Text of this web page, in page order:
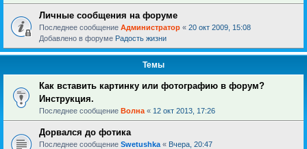
Личные сообщения на форуме
Последнее сообщение Администратор « 20 окт 2009, 15:08
Добавлено в форуме Радость жизни
Темы
Как вставить картинку или фотографию в форум?
Инструкция.
Последнее сообщение Волна « 12 окт 2013, 17:26
Дорвался до фотика
Последнее сообщение Swetushka « Вчера, 20:47